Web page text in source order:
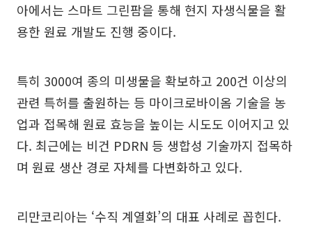
아에서는 스마트 그린팜을 통해 현지 자생식물을 활
용한 원료 개발도 진행 중이다.
특히 3000여 종의 미생물을 확보하고 200건 이상의
관련 특허를 출원하는 등 마이크로바이옴 기술을 농
업과 접목해 원료 효능을 높이는 시도도 이어지고 있
다. 최근에는 비건 PDRN 등 생합성 기술까지 접목하
며 원료 생산 경로 자체를 다변화하고 있다.
리만코리아는 ‘수직 계열화’의 대표 사례로 꼽힌다.